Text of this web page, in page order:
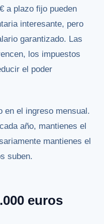
a plazo fijo pueden
interesante, pero
garantizado. Las
los impuestos
el poder
en el ingreso mensual.
año, mantienes el
mantienes el
suben.
euros